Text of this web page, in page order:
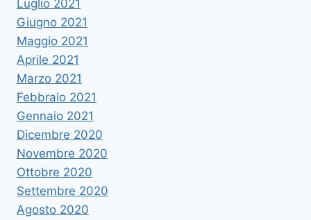
Luglio 2021
Giugno 2021
Maggio 2021
Aprile 2021
Marzo 2021
Febbraio 2021
Gennaio 2021
Dicembre 2020
Novembre 2020
Ottobre 2020
Settembre 2020
Agosto 2020